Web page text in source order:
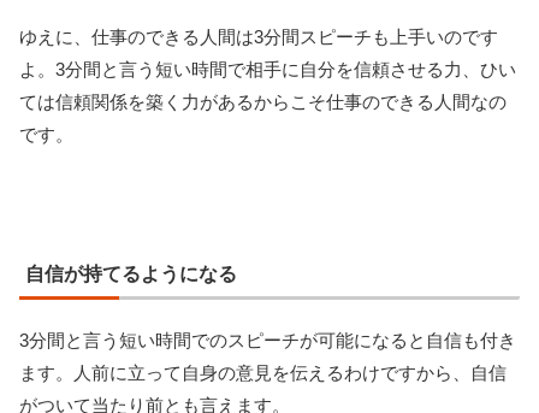
ゆえに、仕事のできる人間は3分間スピーチも上手いのです
よ。3分間と言う短い時間で相手に自分を信頼させる力、ひい
ては信頼関係を築く力があるからこそ仕事のできる人間なの
です。
自信が持てるようになる
3分間と言う短い時間でのスピーチが可能になると自信も付き
ます。人前に立って自身の意見を伝えるわけですから、自信
がついて当たり前とも言えます。